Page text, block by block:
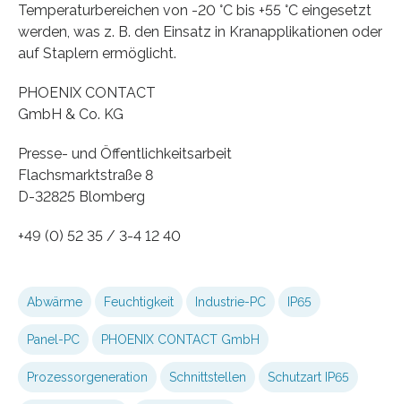
Temperaturbereichen von -20 °C bis +55 °C eingesetzt
werden, was z. B. den Einsatz in Kranapplikationen oder
auf Staplern ermöglicht.
PHOENIX CONTACT
GmbH & Co. KG
Presse- und Öffentlichkeitsarbeit
Flachsmarktstraße 8
D-32825 Blomberg
+49 (0) 52 35 / 3-4 12 40
Abwärme Feuchtigkeit Industrie-PC IP65
Panel-PC PHOENIX CONTACT GmbH
Prozessorgeneration Schnittstellen Schutzart IP65